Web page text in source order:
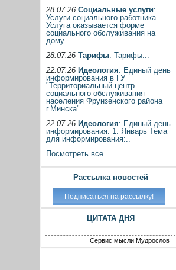
28.07.26 Социальные услуги:
Услуги социального работника.
Услуга оказывается форме
социального обслуживания на
дому...
28.07.26 Тарифы. Тарифы:..
22.07.26 Идеология: Единый день
информирования в ГУ
"Территориальный центр
социального обслуживания
населения Фрунзенского района
г.Минска"
22.07.26 Идеология: Единый день
информирования. 1. Январь Тема
для информирования:..
Посмотреть все
Рассылка новостей
ЦИТАТА ДНЯ
Сервис мысли Мудрослов